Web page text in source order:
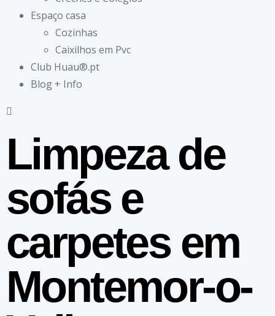
Espaço casa
Cozinhas
Caixilhos em Pvc
Club Huau®.pt
Blog + Info
Limpeza de
sofás e
carpetes em
Montemor-o-